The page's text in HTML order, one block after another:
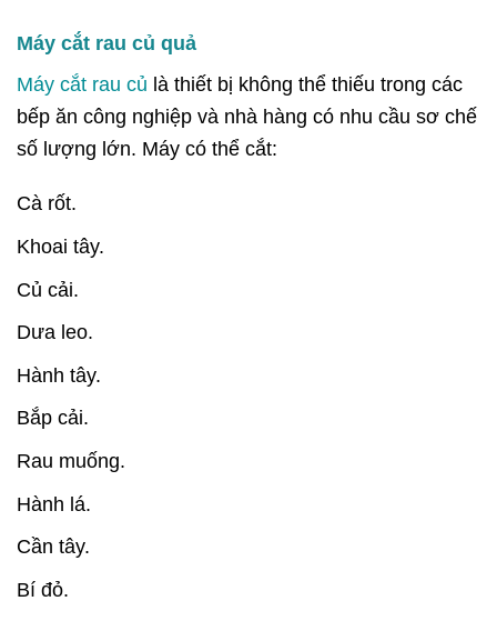
Máy cắt rau củ quả
Máy cắt rau củ là thiết bị không thể thiếu trong các
bếp ăn công nghiệp và nhà hàng có nhu cầu sơ chế
số lượng lớn. Máy có thể cắt:
Cà rốt.
Khoai tây.
Củ cải.
Dưa leo.
Hành tây.
Bắp cải.
Rau muống.
Hành lá.
Cần tây.
Bí đỏ.